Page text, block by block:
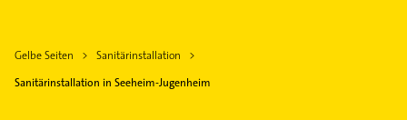
Gelbe Seiten
Sanitärinstallation
Sanitärinstallation in Seeheim-Jugenheim